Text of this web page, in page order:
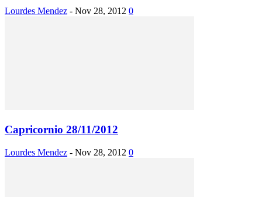
Lourdes Mendez - Nov 28, 2012 0
Capricornio 28/11/2012
Lourdes Mendez - Nov 28, 2012 0